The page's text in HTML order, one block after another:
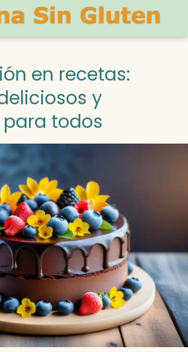
en recetas:
y
todos